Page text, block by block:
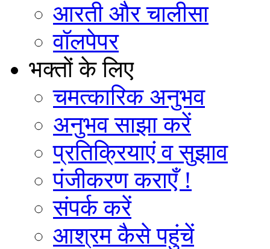
आरती और चालीसा
वॉलपेपर
भक्तों के लिए
चमत्कारिक अनुभव
अनुभव साझा करें
प्रतिक्रियाएं व सुझाव
पंजीकरण कराएँ !
संपर्क करें
आश्रम कैसे पहुंचें